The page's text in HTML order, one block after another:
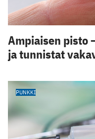
Ampiaisen pisto
ja tunnistat
PUNKKI